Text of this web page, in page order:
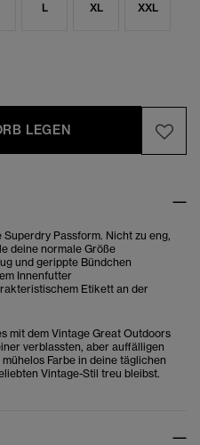
L XL XXL
LEGEN
Passform. Nicht zu eng,
deine normale Größe
und gerippte Bündchen
Innenfutter
Etikett an der
mit dem Vintage Great Outdoors
verblassten, aber auffälligen
Farbe in deine täglichen
Vintage-Stil treu bleibst.